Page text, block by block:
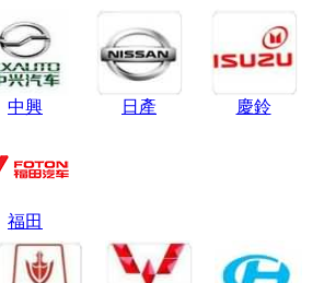
中興 日產 慶鈴
福田